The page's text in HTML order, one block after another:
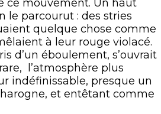
ce mouvement. Un haut
le parcourut : des stries
quelque chose comme
à leur rouge violacé.
d’un éboulement, s’ouvrait
l’atmosphère plus
indéfinissable, presque un
et entêtant comme